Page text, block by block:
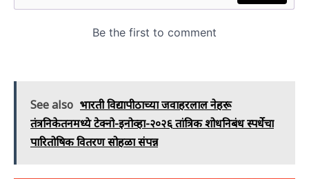
See also भारती विद्यापीठाच्या जवाहरलाल नेहरू
तंत्रनिकेतनमध्ये टेक्नो-इनोव्हा-२०२६ तांत्रिक शोधनिबंध स्पर्धेचा
पारितोषिक वितरण सोहळा संपन्न